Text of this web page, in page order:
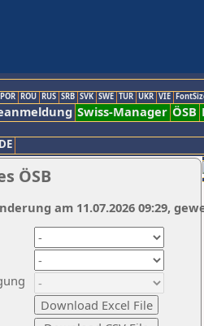
POR ROU RUS SRB SVK SWE TUR UKR VIE
Swiss-Manager ÖSB
ÖSB
am 11.07.2026 09:29,